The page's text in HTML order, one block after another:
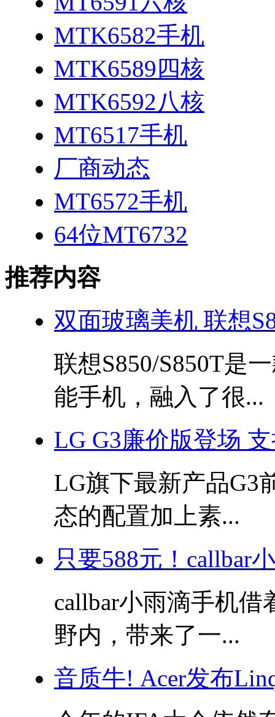
MTK6582手机
MTK6589四核
MTK6592八核
MT6517手机
厂商动态
MT6572手机
64位MT6732
推荐内容
双面玻璃美机 联想
联想S850/S850T是
能手机，融入了很...
LG G3廉价版登场
LG旗下最新产品G3
态的配置加上素...
只要588元！callbar
callbar小雨滴手机
野内，带来了一...
音质牛! Acer发布